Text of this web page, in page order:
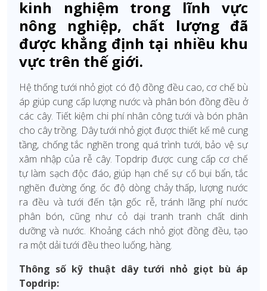
kinh nghiệm trong lĩnh vực
nông nghiệp, chất lượng đã
được khẳng định tại nhiều khu
vực trên thế giới.
Hệ thống tưới nhỏ giọt có độ đồng đều cao, cơ chế bù
áp giúp cung cấp lượng nước và phân bón đồng đều ở
các cây. Tiết kiệm chi phí nhân công tưới và bón phân
cho cây trồng. Dây tưới nhỏ giọt được thiết kế mê cung
tầng, chống tắc nghẽn trong quá trình tưới, bảo vệ sự
xâm nhập của rễ cây. Topdrip được cung cấp cơ chế
tự làm sạch độc đáo, giúp hạn chế sự cố bụi bẩn, tắc
nghẽn đường ống. ốc độ dòng chảy thấp, lượng nước
ra đều và tưới đến tận gốc rễ, tránh lãng phí nước
phân bón, cũng như cỏ dại tranh tranh chất dinh
dưỡng và nước. Khoảng cách nhỏ giọt đồng đều, tạo
ra một dải tưới đều theo luống, hàng.
Thông số kỹ thuật dây tưới nhỏ giọt bù áp
Topdrip: